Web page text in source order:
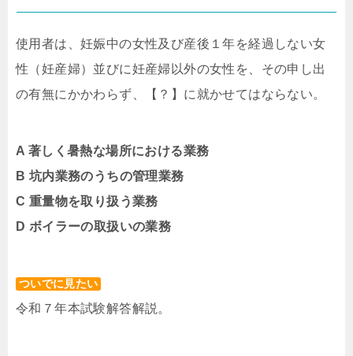
使用者は、妊娠中の女性及び産後１年を経過しない女
性（妊産婦）並びに妊産婦以外の女性を、その申し出
の有無にかかわらず、【？】に就かせてはならない。
A 著しく暑熱な場所における業務
B 坑内業務のうちの管理業務
C 重量物を取り扱う業務
D ボイラーの取扱いの業務
ついでに見たい
令和７年本試験解答解説。